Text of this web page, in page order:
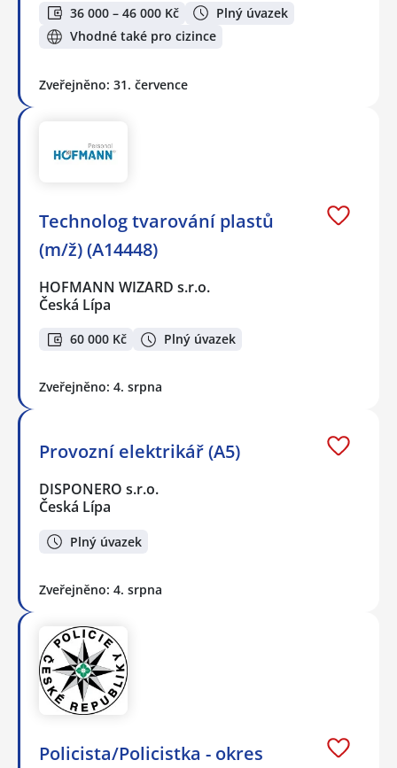
36 000 – 46 000 Kč
Plný úvazek
Vhodné také pro cizince
Zveřejněno: 31. července
Technolog tvarování plastů
(m/ž) (A14448)
HOFMANN WIZARD s.r.o.
Česká Lípa
60 000 Kč Plný úvazek
Zveřejněno: 4. srpna
Provozní elektrikář (A5)
DISPONERO s.r.o.
Česká Lípa
Plný úvazek
Zveřejněno: 4. srpna
Policista/Policistka - okres